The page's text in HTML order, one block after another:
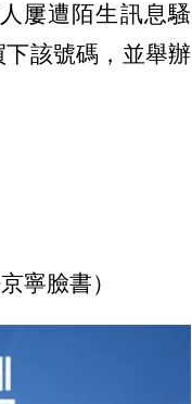
屢遭陌生訊息騷
該號碼，並舉辦
寧臉書）